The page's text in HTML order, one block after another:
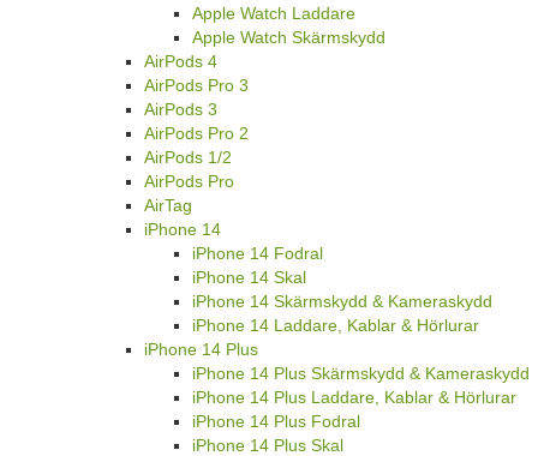
Apple Watch Laddare
Apple Watch Skärmskydd
AirPods 4
AirPods Pro 3
AirPods 3
AirPods Pro 2
AirPods 1/2
AirPods Pro
AirTag
iPhone 14
iPhone 14 Fodral
iPhone 14 Skal
iPhone 14 Skärmskydd & Kameraskydd
iPhone 14 Laddare, Kablar & Hörlurar
iPhone 14 Plus
iPhone 14 Plus Skärmskydd & Kameraskydd
iPhone 14 Plus Laddare, Kablar & Hörlurar
iPhone 14 Plus Fodral
iPhone 14 Plus Skal